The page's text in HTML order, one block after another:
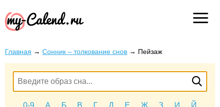
Главная → Сонник – толкование снов → Пейзаж
0-9 А Б В Г Д Е Ж З И
Й